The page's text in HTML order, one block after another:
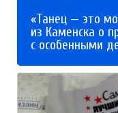
«Танец — это
из Каменска о
с особенными